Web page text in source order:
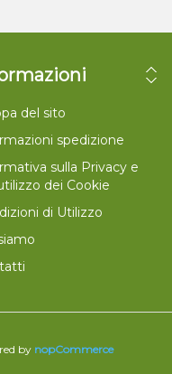
del sito
spedizione
sulla Privacy e
dei Cookie
di Utilizzo
by nopCommerce